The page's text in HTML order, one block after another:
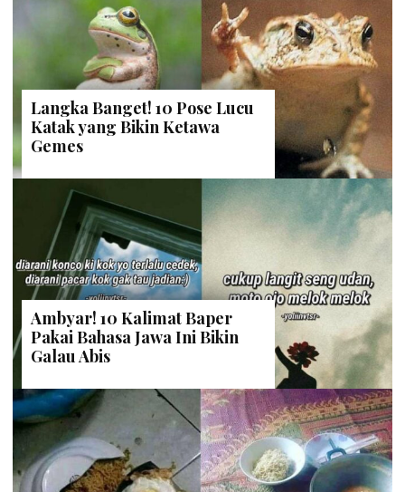
Langka Banget! 10 Pose Lucu
Katak yang Bikin Ketawa
Gemes
Ambyar! 10 Kalimat Baper
Pakai Bahasa Jawa Ini Bikin
Galau Abis